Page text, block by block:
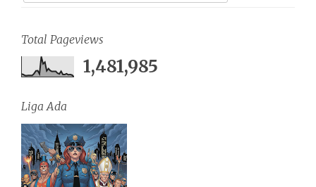
Total Pageviews
1,481,985
Liga Ada